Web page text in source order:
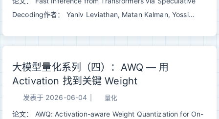
在特征层自回归+树状草稿+动态剪枝，在不改变输出分布的前
Decoding作者： Yaniv Leviathan, Matan Kalman, Yossi
问题：自回归解码的串行瓶颈大语言模型生成 个 token 需要串
行跑 次 forward pass。而 decode 阶段通常是 memory
bandwidth bound——GPU 大部分时间在等数据而不是在算数
据，算力严重闲置。 12GPU 有大量闲置算力，但自回归解码无
大模型量化系列（四）：AWQ — 用
Activation 找到关键 Weight
发表于 2026-06-04 量化
论文： AWQ: Activation-aware Weight Quantization for On-